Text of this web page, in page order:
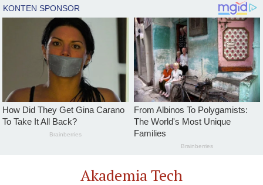
Akademia Tech